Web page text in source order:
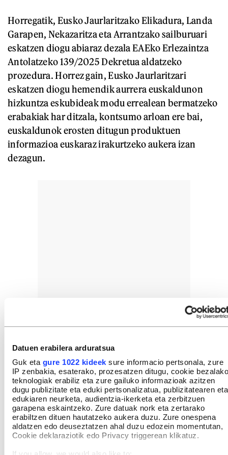
Datuen erabilera arduratsua
Guk eta gure 1022 kideek sure informacio pertsonala, zure
IP zenbakia, esaterako, prozesatzen ditugu, cookie bezalako
teknologiak erabiliz eta zure gailuko informazioak azitzen
dugu publizitate eta eduki pertsonalizatua, publizitatearen eta
edukiaren neurketa, audientzia-ikerketa eta zerbitzuen
garapena eskaintzeko. Zure datuak nork eta zertarako
erabiltzen dituen hautatzeko aukera duzu. Zure onespena
aldatzen edo deuseztatzen ahal duzu edozein momentutan,
Cookie deklaraziotik edo Privacy triggerean klikatuz.
Horregatik, Eusko Jaurlaritzako Elikadura, Landa
Garapen, Nekazaritza eta Arrantzako sailburuari
eskatzen diogu abiaraz dezala EAEko Erlezaintza
Antolatzeko 139/2025 Dekretua aldatzeko
prozedura. Horrez gain, Eusko Jaurlaritzari
eskatzen diogu hemendik aurrera euskaldunon
hizkuntza eskubideak modu errealean bermatzeko
erabakiak har ditzala, kontsumo arloan ere bai,
euskaldunok erosten ditugun produktuen
informazioa euskaraz irakurtzeko aukera izan
dezagun.